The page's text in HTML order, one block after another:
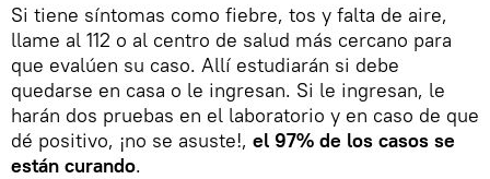
Si tiene síntomas como fiebre, tos y falta de aire,
llame al 112 o al centro de salud más cercano para
que evalúen su caso. Allí estudiarán si debe
quedarse en casa o le ingresan. Si le ingresan, le
harán dos pruebas en el laboratorio y en caso de que
dé positivo, ¡no se asuste!, el 97% de los casos se
están curando.